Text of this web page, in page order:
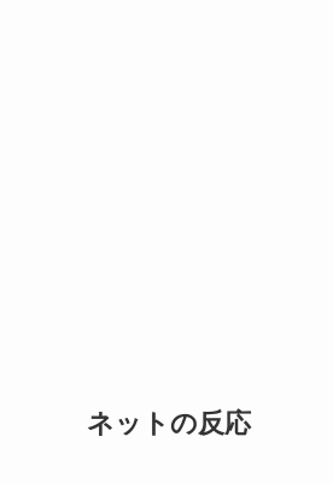
ネットの反応